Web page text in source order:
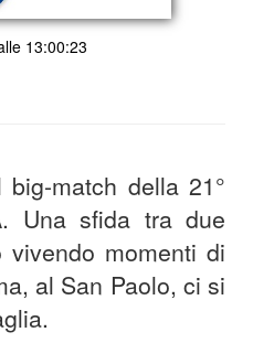
13:00:23
match della 21°
Una sfida tra due
momenti di
al San Paolo, ci si